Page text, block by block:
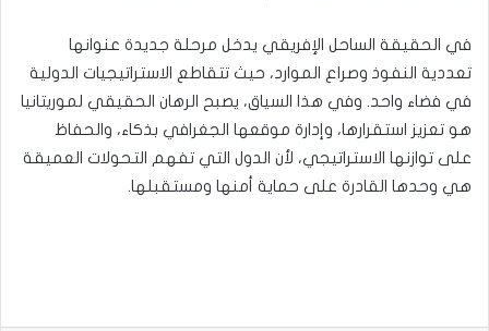
في الحقيقة الساحل الإفريقي يدخل مرحلة جديدة عنوانها
تعددية النفوذ وصراع الموارد، حيث تتقاطع الاستراتيجيات الدولية
في فضاء واحد. وفي هذا السياق، يصبح الرهان الحقيقي لموريتانيا
هو تعزيز استقرارها، وإدارة موقعها الجغرافي بذكاء، والحفاظ
على توازنها الاستراتيجي، لأن الدول التي تفهم التحولات العميقة
هي وحدها القادرة على حماية أمنها ومستقبلها.